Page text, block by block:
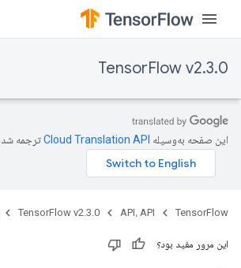
TensorFlow v2.3.0
این صفحه به‌وسیله ترجمه
TensorFlow API، API TensorFlow v2.3.0
این مرور مفید بود؟